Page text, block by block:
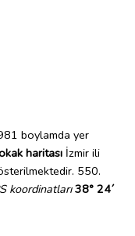
boylamda yer
haritası İzmir ili
550.
koordinatları38° 24´